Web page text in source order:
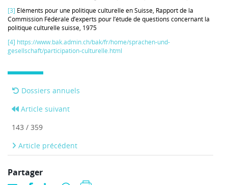
[3] Eléments pour une politique culturelle en Suisse, Rapport de la
Commission Fédérale d’experts pour l’étude de questions concernant la
politique culturelle suisse, 1975
[4] https://www.bak.admin.ch/bak/fr/home/sprachen-und-
gesellschaft/participation-culturelle.html
Dossiers annuels
Article suivant
143 / 359
Article précédent
Partager